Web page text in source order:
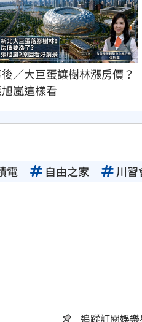
／大巨蛋讓樹林漲房價？
嵐這樣看
電 自由之家 川習
追蹤訂閱娛